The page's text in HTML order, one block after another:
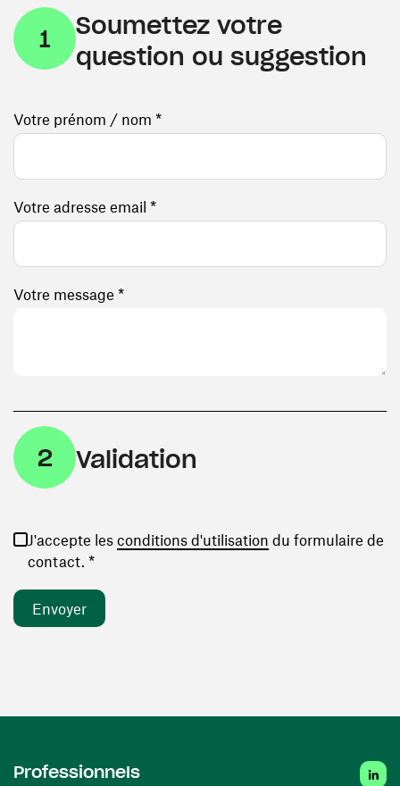
1
Soumettez votre
question ou suggestion
Votre prénom / nom *
Votre adresse email *
Votre message *
2 Validation
J'accepte les conditions d'utilisation (ouvre une
du formulaire de
contact. *
Professionnels